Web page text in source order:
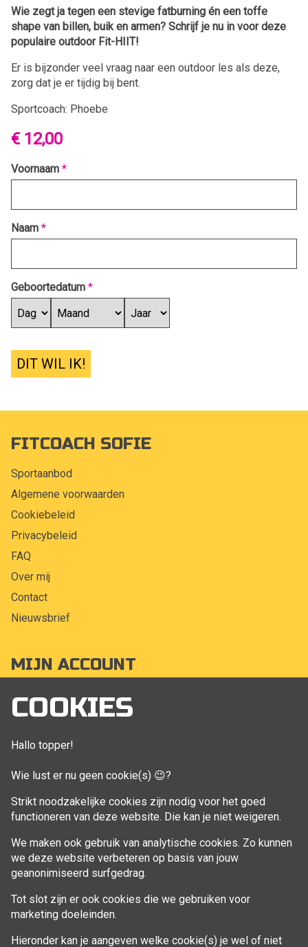
COOKIES
Hallo topper!
Wie lust er nu geen cookie(s) 😉?
Strikt noodzakelijke cookies zijn nodig voor het goed
functioneren van deze website. Die kan je niet weigeren.
We maken ook gebruik van analytische cookies. Zo kunnen
we deze website verbeteren op basis van jouw
geanonimiseerd surfgedrag.
Tot slot zijn er ook cookies die we gebruiken voor
marketing doeleinden.
Hieronder kan je aangeven welke cookie(s) je wel of niet
Wie zegt ja tegen een stevige fatburning én een toffe
shape van billen, buik en armen? Schrijf je nu in voor deze
populaire outdoor Fit-HIIT!
Er is bijzonder veel vraag naar een outdoor les als deze,
zorg dat je er tijdig bij bent.
Sportcoach: Phoebe
€ 12,00
Voornaam *
Naam *
Geboortedatum *
DIT WIL IK!
FITCOACH SOFIE
Sportaanbod
Algemene voorwaarden
Cookiebeleid
Privacybeleid
FAQ
Over mij
Contact
Nieuwsbrief
MIJN ACCOUNT
Mijn account
Bestellingen
Aankoop beheren
VOLG MIJ
Facebook